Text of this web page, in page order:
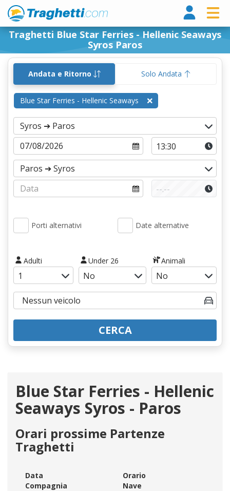
Traghetti Blue Star Ferries - Hellenic Seaways
Syros Paros
Andata e Ritorno Solo Andata
Blue Star Ferries - Hellenic Seaways
Porti alternativi Date alternative
Adulti Under 26 Animali
CERCA
Blue Star Ferries - Hellenic
Seaways Syros - Paros
Orari prossime Partenze
Traghetti
Data
Orario
Compagnia
Nave